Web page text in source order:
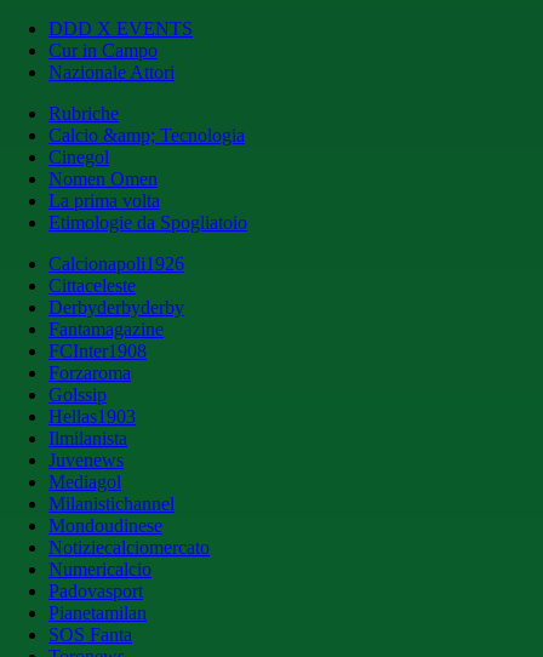
DDD X EVENTS
Cur in Campo
Nazionale Attori
Rubriche
Calcio &amp; Tecnologia
Cinegol
Nomen Omen
La prima volta
Etimologie da Spogliatoio
Calcionapoli1926
Cittaceleste
Derbyderbyderby
Fantamagazine
FCInter1908
Forzaroma
Golssip
Hellas1903
Ilmilanista
Juvenews
Mediagol
Milanistichannel
Mondoudinese
Notiziecalciomercato
Numericalcio
Padovasport
Pianetamilan
SOS Fanta